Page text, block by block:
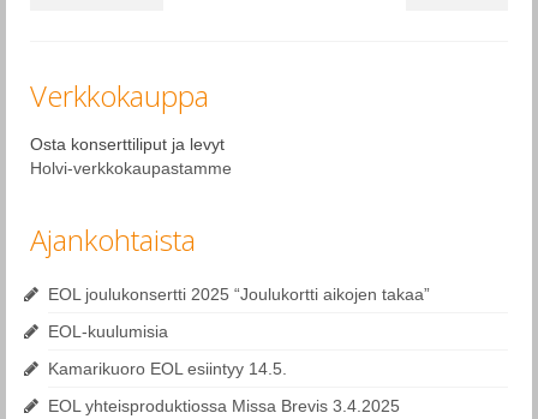
Verkkokauppa
Osta konserttiliput ja levyt
Holvi-verkkokaupastamme
Ajankohtaista
EOL joulukonsertti 2025 “Joulukortti aikojen takaa”
EOL-kuulumisia
Kamarikuoro EOL esiintyy 14.5.
EOL yhteisproduktiossa Missa Brevis 3.4.2025